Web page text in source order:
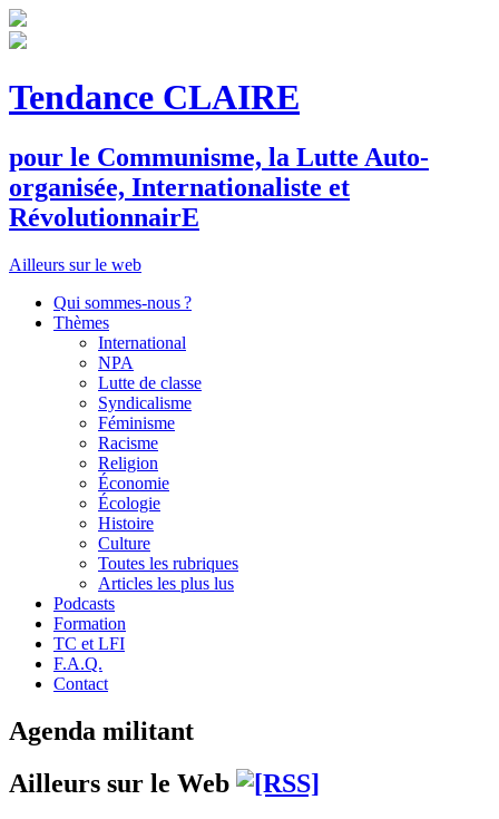
Tendance CLAIRE
pour le Communisme, la Lutte Auto-
organisée, Internationaliste et
RévolutionnairE
Ailleurs sur le web
Qui sommes-nous ?
Thèmes
International
NPA
Lutte de classe
Syndicalisme
Féminisme
Racisme
Religion
Économie
Écologie
Histoire
Culture
Toutes les rubriques
Articles les plus lus
Podcasts
Formation
TC et LFI
F.A.Q.
Contact
Agenda militant
Ailleurs sur le Web